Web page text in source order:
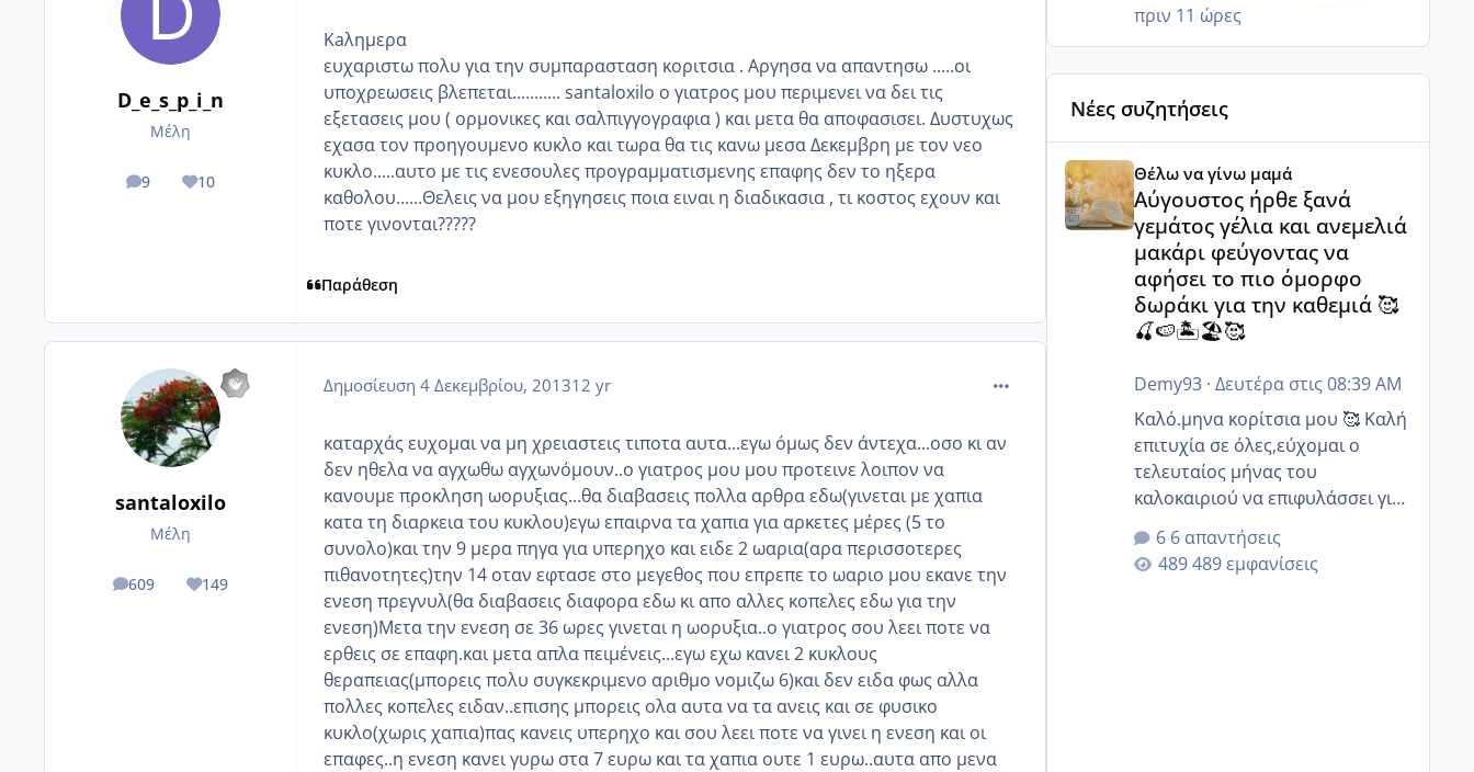
D_e_s_p_i_n
Μέλη
9
posts 10
Reputation
Kaλημερα
ευχαριστω πολυ για την συμπαρασταση κοριτσια . Αργησα να απαντησω .....οι
υποχρεωσεις βλεπεται........... santaloxilo ο γιατρος μου περιμενει να δει τις
εξετασεις μου ( ορμονικες και σαλπιγγογραφια ) και μετα θα αποφασισει. Δυστυχως
εχασα τον προηγουμενο κυκλο και τωρα θα τις κανω μεσα Δεκεμβρη με τον νεο
κυκλο.....αυτο με τις ενεσουλες προγραμματισμενης επαφης δεν το ηξερα
καθολου......Θελεις να μου εξηγησεις ποια ειναι η διαδικασια , τι κοστος εχουν και
ποτε γινονται?????
Παράθεση
santaloxilo
Μέλη
609
posts 149
Reputation
Δημοσίευση 4 Δεκεμβρίου, 201312 yr comment_925538
καταρχάς ευχομαι να μη χρειαστεις τιποτα αυτα...εγω όμως δεν άντεχα...οσο κι αν
δεν ηθελα να αγχωθω αγχωνόμουν..ο γιατρος μου μου προτεινε λοιπον να
κανουμε προκληση ωορυξιας...θα διαβασεις πολλα αρθρα εδω(γινεται με χαπια
κατα τη διαρκεια του κυκλου)εγω επαιρνα τα χαπια για αρκετες μέρες (5 το
συνολο)και την 9 μερα πηγα για υπερηχο και ειδε 2 ωαρια(αρα περισσοτερες
πιθανοτητες)την 14 οταν εφτασε στο μεγεθος που επρεπε το ωαριο μου εκανε την
ενεση πρεγνυλ(θα διαβασεις διαφορα εδω κι απο αλλες κοπελες εδω για την
ενεση)Μετα την ενεση σε 36 ωρες γινεται η ωορυξια..ο γιατρος σου λεει ποτε να
ερθεις σε επαφη.και μετα απλα πειμένεις...εγω εχω κανει 2 κυκλους
θεραπειας(μπορεις πολυ συγκεκριμενο αριθμο νομιζω 6)και δεν ειδα φως αλλα
πολλες κοπελες ειδαν..επισης μπορεις ολα αυτα να τα ανεις και σε φυσικο
κυκλο(χωρις χαπια)πας κανεις υπερηχο και σου λεει ποτε να γινει η ενεση και οι
επαφες..η ενεση κανει γυρω στα 7 ευρω και τα χαπια ουτε 1 ευρω..αυτα απο μενα
πριν 11 ώρες
Νέες συζητήσεις
Αύγουστος ήρθε ξανά γεμάτος γέλια και
Θέλω να γίνω μαμά
Αύγουστος ήρθε ξανά
γεμάτος γέλια και ανεμελιά
μακάρι φεύγοντας να
αφήσει το πιο όμορφο
δωράκι για την καθεμιά 🥰
🍒🍉🏝️🏖️🥰
Demy93· Δευτέρα στις 08:39 AM
Καλό.μηνα κορίτσια μου 🥰 Καλή
επιτυχία σε όλες,εύχομαι ο
τελευταίος μήνας του
καλοκαιριού να επιφυλάσσει για
όλες σας την πιο όμορφη
έκπληξη 🧿 @Elk @Melikara86
@Παρασκευαιδου @Zenia z
6 απαντήσεις
489 εμφανίσεις